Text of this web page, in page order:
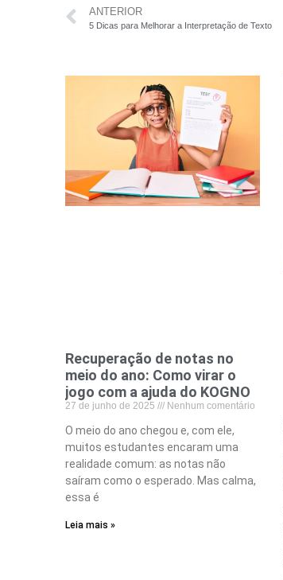
ANTERIOR
5 Dicas para Melhorar a Interpretação de Texto
Recuperação de notas no
meio do ano: Como virar o
jogo com a ajuda do KOGNO
27 de junho de 2025 Nenhum comentário
O meio do ano chegou e, com ele,
muitos estudantes encaram uma
realidade comum: as notas não
saíram como o esperado. Mas calma,
essa é
Leia mais »